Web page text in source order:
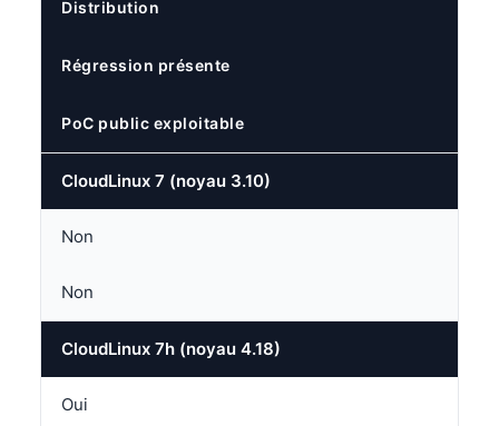
Distribution
Régression présente
PoC public exploitable
CloudLinux 7 (noyau 3.10)
Non
Non
CloudLinux 7h (noyau 4.18)
Oui